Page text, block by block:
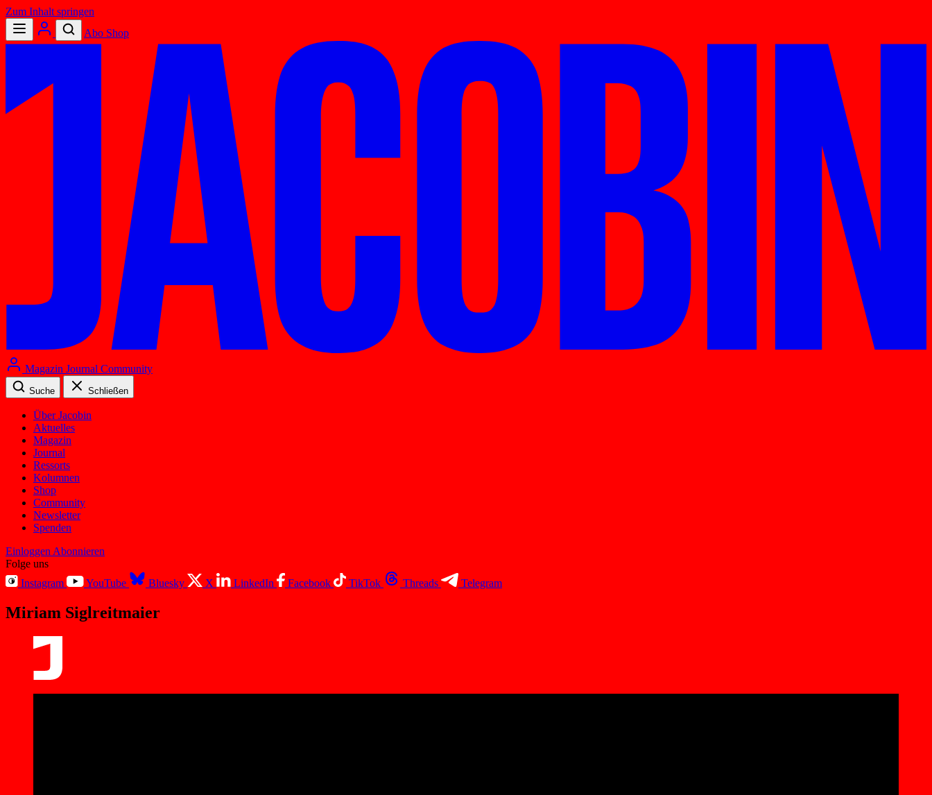
Zum Inhalt springen
Abo Shop
Magazin Journal Community
Suche Schließen
Über Jacobin
Aktuelles
Magazin
Journal
Ressorts
Kolumnen
Shop
Community
Newsletter
Spenden
Einloggen Abonnieren
Folge uns
Instagram
YouTube Bluesky X LinkedIn Facebook TikTok Threads Telegram
Miriam Siglreitmaier